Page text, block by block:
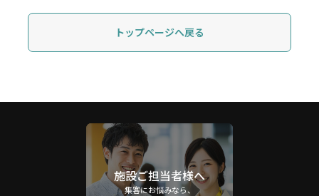
トップページへ戻る
施設ご担当者様へ
集客にお悩みなら、